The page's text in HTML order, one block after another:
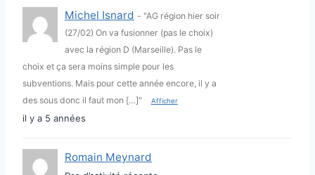
Michel Isnard - "AG région hier soir
(27/02) On va fusionner (pas le choix)
avec la région D (Marseille). Pas le
choix et ça sera moins simple pour les
subventions. Mais pour cette année encore, il y a
des sous donc il faut mon […]"
Afficher
il y a 5 années
Romain Meynard